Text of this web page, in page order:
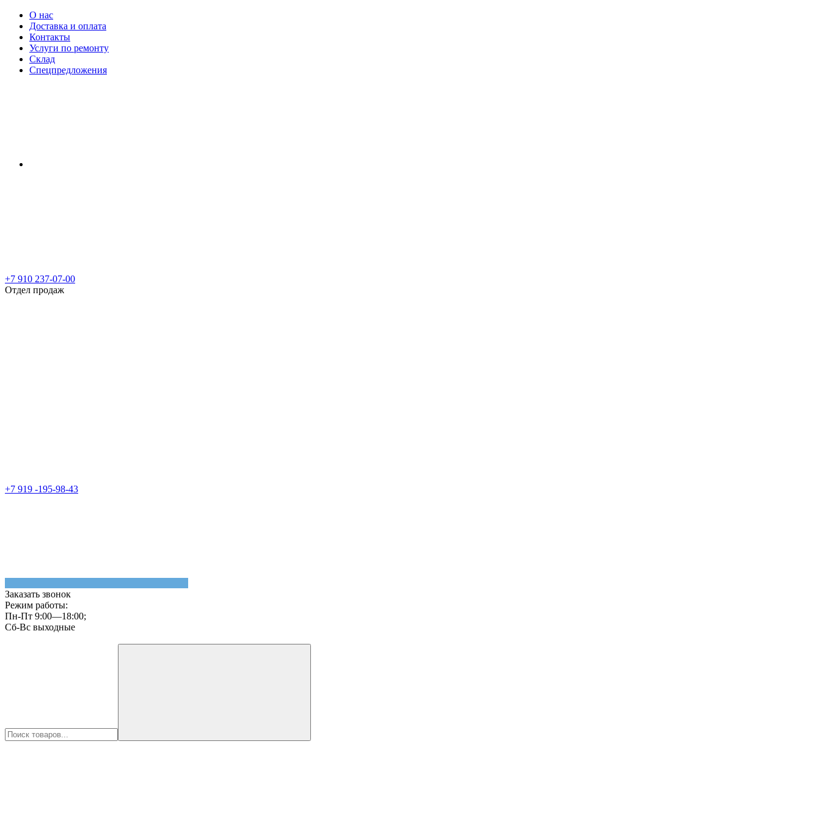
О нас
Доставка и оплата
Контакты
Услуги по ремонту
Склад
Спецпредложения
+7 910 237-07-00
Отдел продаж
+7 919 -195-98-43
Заказать звонок
Режим работы:
Пн-Пт 9:00—18:00;
Сб-Вс выходные